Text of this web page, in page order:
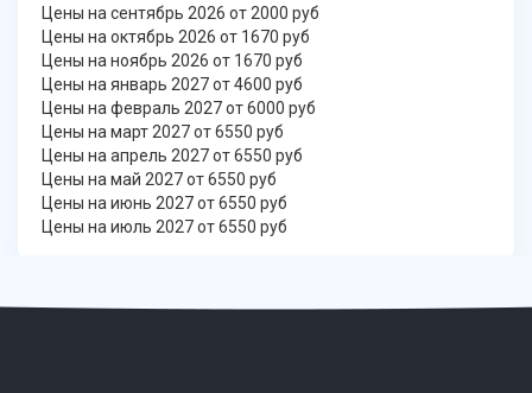
Цены на сентябрь 2026 от 2000 руб
Цены на октябрь 2026 от 1670 руб
Цены на ноябрь 2026 от 1670 руб
Цены на январь 2027 от 4600 руб
Цены на февраль 2027 от 6000 руб
Цены на март 2027 от 6550 руб
Цены на апрель 2027 от 6550 руб
Цены на май 2027 от 6550 руб
Цены на июнь 2027 от 6550 руб
Цены на июль 2027 от 6550 руб